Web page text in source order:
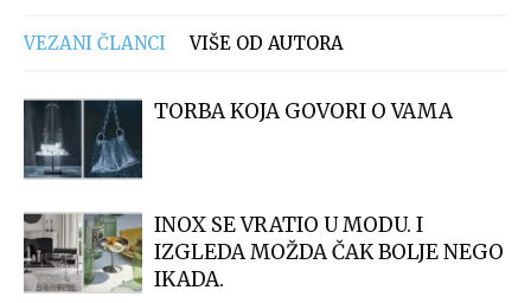
VEZANI ČLANCI VIŠE OD AUTORA
TORBA KOJA GOVORI O VAMA
INOX SE VRATIO U MODU. I
IZGLEDA MOŽDA ČAK BOLJE NEGO
IKADA.